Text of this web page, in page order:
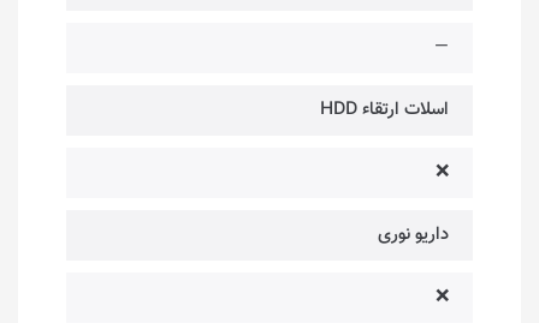
—
اسلات ارتقاء HDD
❌
داریو نوری
❌